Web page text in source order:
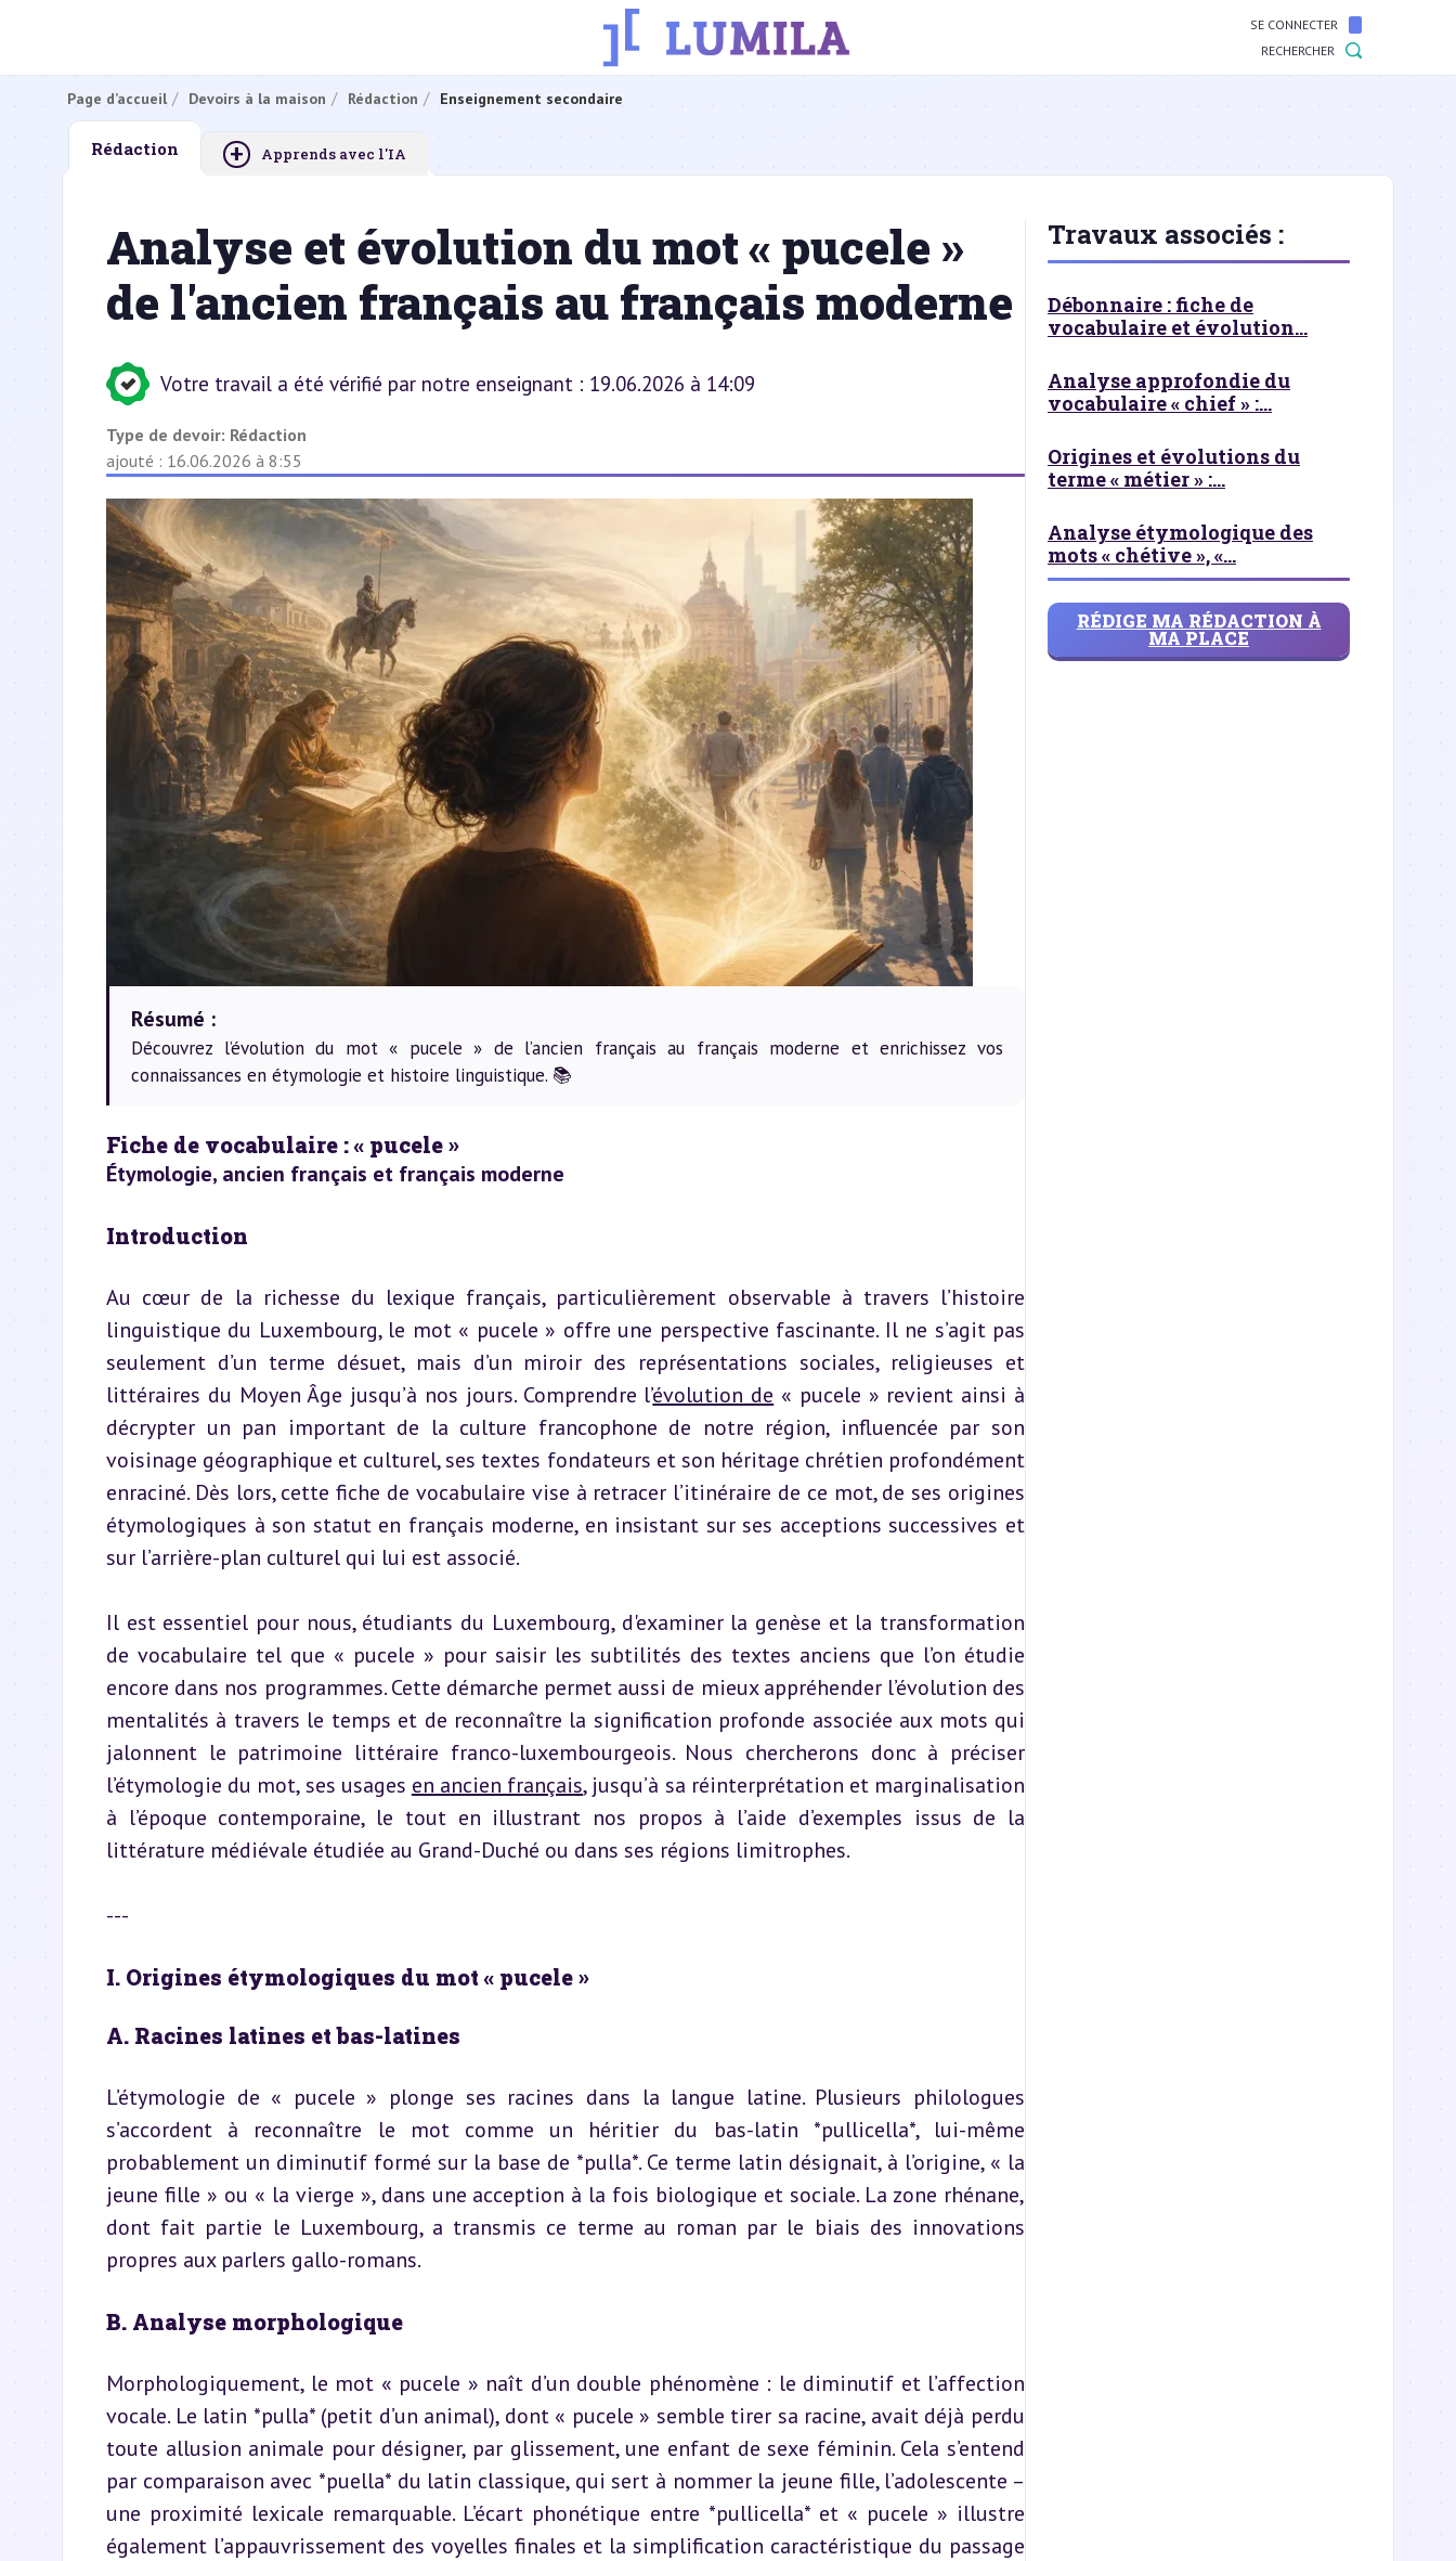
SE CONNECTER
RECHERCHER
Page d’accueil Devoirs à la maison Rédaction Enseignement secondaire
Rédaction + Apprends avec l'IA
Analyse et évolution du mot « pucele »
de l'ancien français au français moderne
Votre travail a été vérifié par notre enseignant : 19.06.2026 à 14:09
Type de devoir: Rédaction
ajouté : 16.06.2026 à 8:55
Résumé :
Découvrez l’évolution du mot « pucele » de l’ancien français au français moderne et enrichissez vos
connaissances en étymologie et histoire linguistique. 📚
Fiche de vocabulaire : « pucele »
Étymologie, ancien français et français moderne
Introduction
Au cœur de la richesse du lexique français, particulièrement observable à travers l’histoire
linguistique du Luxembourg, le mot « pucele » offre une perspective fascinante. Il ne s’agit pas
seulement d’un terme désuet, mais d’un miroir des représentations sociales, religieuses et
littéraires du Moyen Âge jusqu’à nos jours. Comprendre l’évolution de « pucele » revient ainsi à
décrypter un pan important de la culture francophone de notre région, influencée par son
voisinage géographique et culturel, ses textes fondateurs et son héritage chrétien profondément
enraciné. Dès lors, cette fiche de vocabulaire vise à retracer l’itinéraire de ce mot, de ses origines
étymologiques à son statut en français moderne, en insistant sur ses acceptions successives et
sur l’arrière-plan culturel qui lui est associé.
Il est essentiel pour nous, étudiants du Luxembourg, d'examiner la genèse et la transformation
de vocabulaire tel que « pucele » pour saisir les subtilités des textes anciens que l’on étudie
encore dans nos programmes. Cette démarche permet aussi de mieux appréhender l’évolution des
mentalités à travers le temps et de reconnaître la signification profonde associée aux mots qui
jalonnent le patrimoine littéraire franco-luxembourgeois. Nous chercherons donc à préciser
l’étymologie du mot, ses usages en ancien français, jusqu’à sa réinterprétation et marginalisation
à l’époque contemporaine, le tout en illustrant nos propos à l’aide d’exemples issus de la
littérature médiévale étudiée au Grand-Duché ou dans ses régions limitrophes.
---
I. Origines étymologiques du mot « pucele »
A. Racines latines et bas-latines
L’étymologie de « pucele » plonge ses racines dans la langue latine. Plusieurs philologues
s’accordent à reconnaître le mot comme un héritier du bas-latin *pullicella*, lui-même
probablement un diminutif formé sur la base de *pulla*. Ce terme latin désignait, à l’origine, « la
jeune fille » ou « la vierge », dans une acception à la fois biologique et sociale. La zone rhénane,
dont fait partie le Luxembourg, a transmis ce terme au roman par le biais des innovations
propres aux parlers gallo-romans.
B. Analyse morphologique
Morphologiquement, le mot « pucele » naît d’un double phénomène : le diminutif et l’affection
vocale. Le latin *pulla* (petit d’un animal), dont « pucele » semble tirer sa racine, avait déjà perdu
toute allusion animale pour désigner, par glissement, une enfant de sexe féminin. Cela s’entend
par comparaison avec *puella* du latin classique, qui sert à nommer la jeune fille, l’adolescente –
une proximité lexicale remarquable. L’écart phonétique entre *pullicella* et « pucele » illustre
également l’appauvrissement des voyelles finales et la simplification caractéristique du passage
Travaux associés :
Débonnaire : fiche de
vocabulaire et évolution...
Analyse approfondie du
vocabulaire « chief » :...
Origines et évolutions du
terme « métier » :...
Analyse étymologique des
mots « chétive », «...
RÉDIGE MA RÉDACTION À
MA PLACE